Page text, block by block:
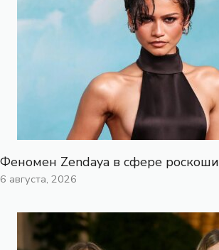
Феномен Zendaya в сфере роскоши
6 августа, 2026